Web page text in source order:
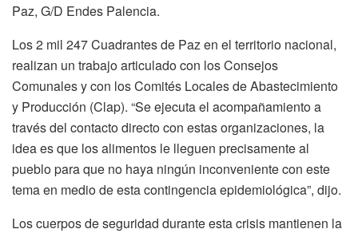
Paz, G/D Endes Palencia.
Los 2 mil 247 Cuadrantes de Paz en el territorio nacional,
realizan un trabajo articulado con los Consejos
Comunales y con los Comités Locales de Abastecimiento
y Producción (Clap). “Se ejecuta el acompañamiento a
través del contacto directo con estas organizaciones, la
idea es que los alimentos le lleguen precisamente al
pueblo para que no haya ningún inconveniente con este
tema en medio de esta contingencia epidemiológica”, dijo.
Los cuerpos de seguridad durante esta crisis mantienen la